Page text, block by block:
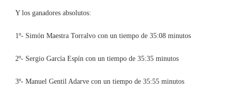
Y los ganadores absolutos:
1º- Simón Maestra Torralvo con un tiempo de 35:08 minutos
2º- Sergio García Espín con un tiempo de 35:35 minutos
3º- Manuel Gentil Adarve con un tiempo de 35:55 minutos